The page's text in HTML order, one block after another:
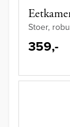
Stoer,
359,-